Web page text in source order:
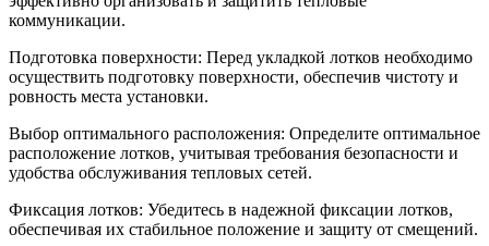
коммуникации.
Подготовка поверхности: Перед укладкой лотков необходимо
осуществить подготовку поверхности, обеспечив чистоту и
ровность места установки.
Выбор оптимального расположения: Определите оптимальное
расположение лотков, учитывая требования безопасности и
удобства обслуживания тепловых сетей.
Фиксация лотков: Убедитесь в надежной фиксации лотков,
обеспечивая их стабильное положение и защиту от смещений.